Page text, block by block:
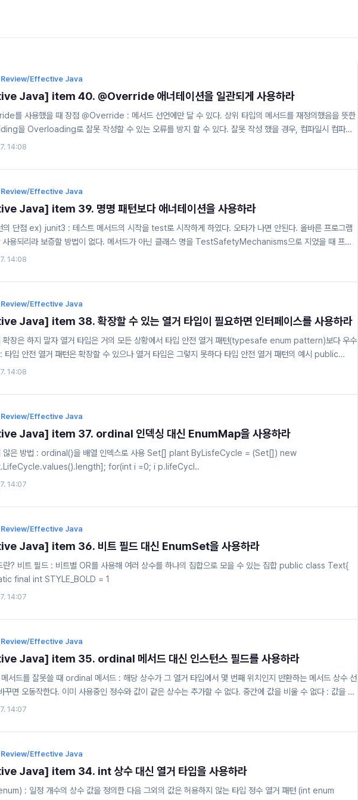
Review/Effective Java
Java] item 40. @Override 애너테이션을 일관되게 사용하라
를 사용했을 때 장점 @Override : 메서드 선언에만 달 수 있다. 상위 타입의 메서드를 재정의했음을 뜻한
을 Overloading로 잘못 작성할 수 있는 오류를 방지 할 수 있다. 잘못 작성 했을 경우, 컴파일시 컴파일
부분을 명확히 알려준다. 대부분의 IDE에서 의도한 재정의를 상위 클래스의 메서드를 재정의하려는 모든 메서
확신할 수 있다. 2. @Override를 작성하지 않아도 되는 예외 경우 구체 클래스에서 상위 클래스의 추상 메서
14:08
Review/Effective Java
Java] item 39. 명명 패턴보다 애너테이션을 사용하라
의 단점 ex) junit3 : 테스트 메서드의 시작을 test로 시작하게 하였다. 오타가 나면 안된다. 올바른 프로그램
사용되리라 보증할 방법이 없다. 메서드가 아닌 클래스 명을 TestSafetyMechanisms으로 지었을 때 프로
매개변수로 전달할 마땅한 방법이 없다. 예외를 던져야 성공하는 테스트 : 방법이 없다. 2. 마커(marker) 애너
애너테이션 (meta-annotation) : 애너테이션 선언에 다는 애너테이션
14:08
Review/Effective Java
Java] item 38. 확장할 수 있는 열거 타입이 필요하면 인터페이스를 사용하라
확장은 하지 말자 열거 타입은 거의 모든 상황에서 타입 안전 열거 패턴(typesafe enum pattern)보다 우수
타입 안전 열거 패턴은 확장할 수 있으나 열거 타입은 그렇지 못하다 타입 안전 열거 패턴의 예시 public
private final String type; private DSymbolType(String type){ this.type = type; }
public static final DSymbolType Process ..
14:08
Review/Effective Java
Java] item 37. ordinal 인덱싱 대신 EnumMap을 사용하라
않은 방법 : ordinal()을 배열 인덱스로 사용 Set[] plant ByLisfeCycle = (Set[]) new
Set[Plant.LifeCycle.values().length]; for(int i =0; i p.lifeCycl..
14:07
Review/Effective Java
Java] item 36. 비트 필드 대신 EnumSet을 사용하라
란? 비트 필드 : 비트별 OR를 사용해 여러 상수를 하나의 집합으로 모을 수 있는 집합 public class Text{
final int STYLE_BOLD = 1
14:07
Review/Effective Java
Java] item 35. ordinal 메서드 대신 인스턴스 필드를 사용하라
서드를 잘못쓸 때 ordinal 메서드 : 해당 상수가 그 열거 타입에서 몇 번째 위치인지 반환하는 메서드 상수 선
꾸면 오동작한다. 이미 사용중인 정수와 값이 같은 상수는 추가할 수 없다. 중간에 값을 비울 수 없다 : 값을 비
미(dummy) 상수 추가 2. 해결 방법 열거 타입 상수에 연결 된 값을 ordinal 메서드로 얻지 말고 인스턴스 필
계 되었다.
14:07
Review/Effective Java
Java] item 34. int 상수 대신 열거 타입을 사용하라
: 일정 개수의 상수 값을 정의한 다음 그외의 값은 허용하지 않는 타입 정수 열거 패턴 (int enum